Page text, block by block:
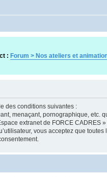
: Forum > Nos ateliers et
des conditions suivantes :
menaçant, pornographique, etc.
extranet de FORCE CADRES
vous acceptez que